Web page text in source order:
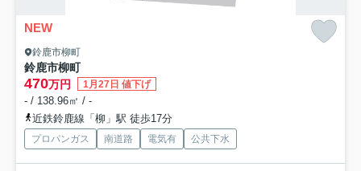
NEW
鈴鹿市柳町
鈴鹿市柳町
470万円 1月27日 値下げ
- / 138.96㎡ / -
近鉄鈴鹿線「柳」駅 徒歩17分
プロパンガス 南道路 電気有 公共下水